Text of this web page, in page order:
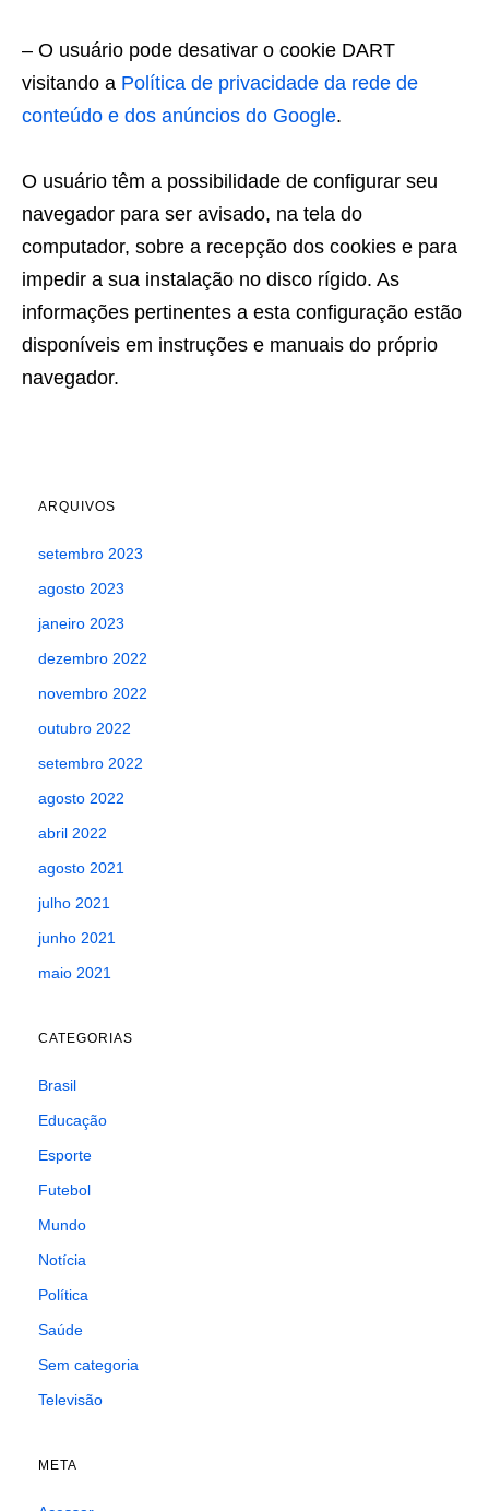
– O usuário pode desativar o cookie DART
visitando a Política de privacidade da rede de
conteúdo e dos anúncios do Google.
O usuário têm a possibilidade de configurar seu
navegador para ser avisado, na tela do
computador, sobre a recepção dos cookies e para
impedir a sua instalação no disco rígido. As
informações pertinentes a esta configuração estão
disponíveis em instruções e manuais do próprio
navegador.
ARQUIVOS
setembro 2023
agosto 2023
janeiro 2023
dezembro 2022
novembro 2022
outubro 2022
setembro 2022
agosto 2022
abril 2022
agosto 2021
julho 2021
junho 2021
maio 2021
CATEGORIAS
Brasil
Educação
Esporte
Futebol
Mundo
Notícia
Política
Saúde
Sem categoria
Televisão
META